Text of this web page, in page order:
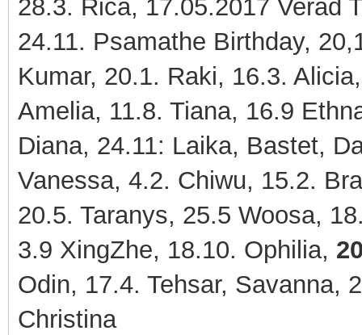
28.3. Rica, 17.05.2017 Verad
24.11. Psamathe Birthday,
Kumar, 20.1. Raki, 16.3.
Amelia, 11.8. Tiana, 16.9
Diana, 24.11: Laika, Bastet,
Vanessa, 4.2. Chiwu, 15.2.
20.5. Taranys, 25.5 Woosa,
3.9 XingZhe, 18.10. Ophilia,
Odin, 17.4. Tehsar, Savanna,
Christina